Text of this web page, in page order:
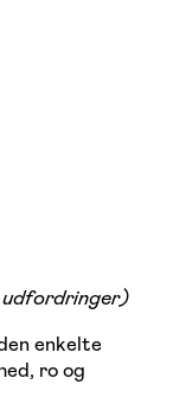
udfordringer)
enkelte
ro og